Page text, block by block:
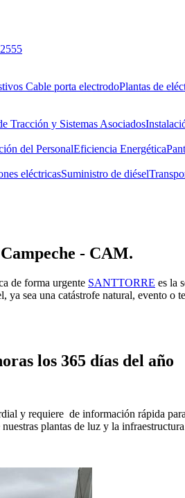
Cable porta electrodoPlantas de
Tracción y Sistemas Asociados
del PersonalEficiencia Energética
eléctricasSuministro de diésel
- CAM.
de forma urgente SANTTORRE es la
ya sea una catástrofe natural, evento
los 365 días del año
y requiere de información rápida
plantas de luz y la